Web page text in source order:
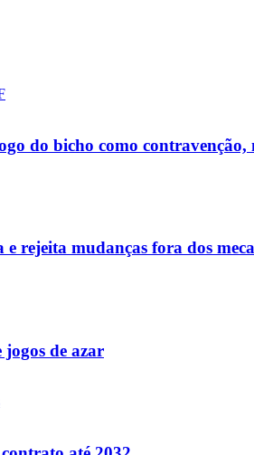
do bicho como
rejeita mudanças fora dos
de azar